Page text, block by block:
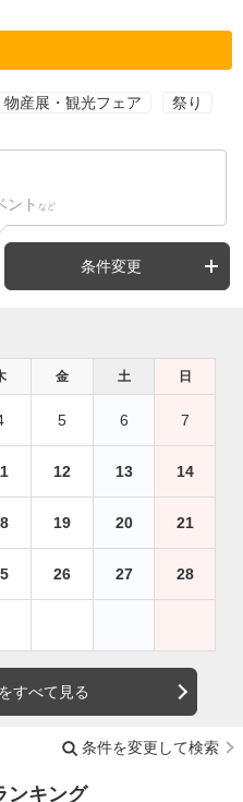
物産展・観光フェア 祭り
ント など
条件変更
金 土 日
5 6 7
12 13 14
19 20 21
26 27 28
すべて見る
条件を変更して検索
ンキング